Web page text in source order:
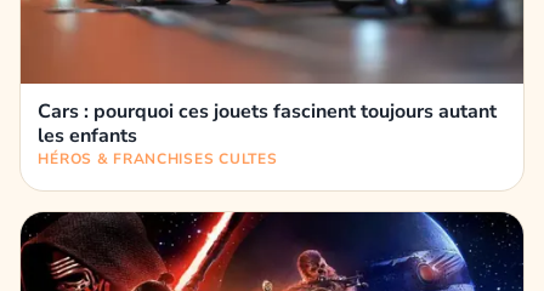
Cars : pourquoi ces jouets fascinent toujours autant
les enfants
HÉROS & FRANCHISES CULTES